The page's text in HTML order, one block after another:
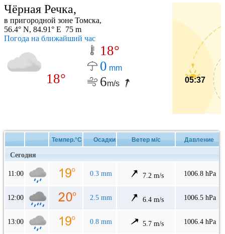
Чёрная Речка,
в пригородной зоне Томска,
56.4° N, 84.91° E 75 m
Погода на ближайший час
18°
18°
0 mm
6m/s 05:37
Темпер.°C Осадки Ветер м/с Давление
Сегодня
11:00 0.3 mm 7.2 m/s 1006.8 hPa
12:00 2.5 mm 6.4 m/s 1006.5 hPa
13:00 0.8 mm 5.7 m/s 1006.4 hPa